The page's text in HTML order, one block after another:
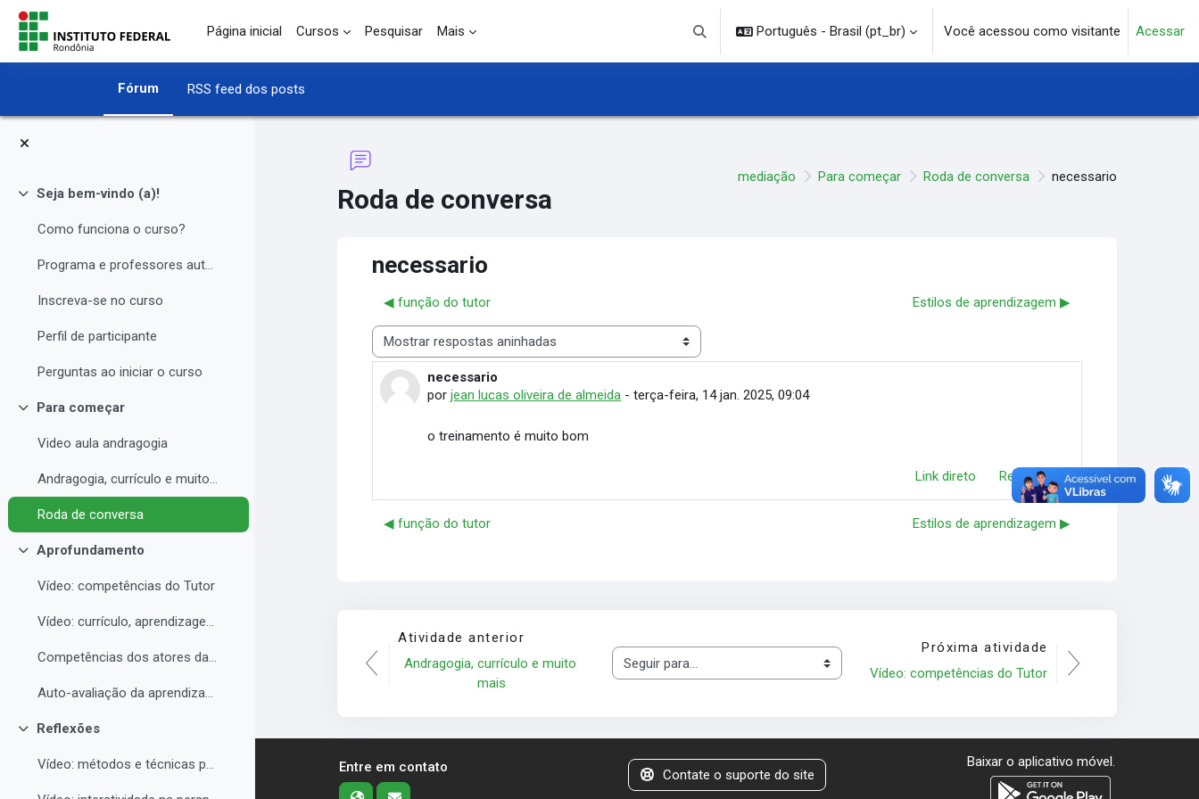
Ir para o conteúdo principal
Página inicial
Cursos Pesquisar Mais
Alternar entrada de pesquisa
Português - Brasil ‎(pt_br)‎ Você acessou como visitante Acessar
Fórum RSS feed dos posts
Contrair
Seja bem-vindo (a)!
Como funciona o curso?
Programa e professores autores
Inscreva-se no curso
Perfil de participante
Perguntas ao iniciar o curso
Contrair
Para começar
Video aula andragogia
Andragogia, currículo e muito mais
Roda de conversa
Contrair
Aprofundamento
Vídeo: competências do Tutor
Vídeo: currículo, aprendizagem e docência para EAD
Competências dos atores da educação a distância professor, tutor e aluno
Auto-avaliação da aprendizagem
Contrair
Reflexões
Vídeo: métodos e técnicas para EAD
Roda de conversa
mediação Para começar Roda de conversa necessario
necessario
◀︎ função do tutor Estilos de aprendizagem ▶︎
Modo de visualização
necessario
porjean lucas oliveira de almeida -terça-feira, 14 jan. 2025, 09:04
Número de respostas: 0
o treinamento é muito bom
Link direto Responder
◀︎ função do tutor Estilos de aprendizagem ▶︎
Atividade anterior
Andragogia, currículo e muito
mais
Seguir para...
Próxima atividade
Vídeo: competências do Tutor
Entre em contato Contate o suporte do site
Baixar o aplicativo móvel.